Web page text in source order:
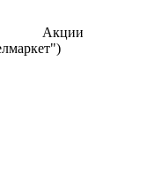
Акции